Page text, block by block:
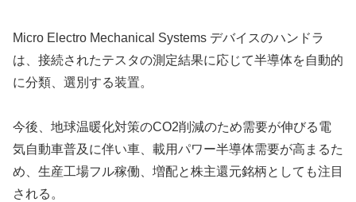
Micro Electro Mechanical Systems デバイスのハンドラ
は、接続されたテスタの測定結果に応じて半導体を自動的
に分類、選別する装置。
今後、地球温暖化対策のCO2削減のため需要が伸びる電
気自動車普及に伴い車、載用パワー半導体需要が高まるた
め、生産工場フル稼働、増配と株主還元銘柄としても注目
される。